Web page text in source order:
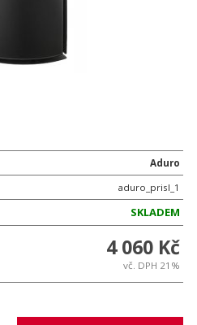
Aduro
aduro_prisl_1
SKLADEM
4 060 Kč
vč. DPH 21%